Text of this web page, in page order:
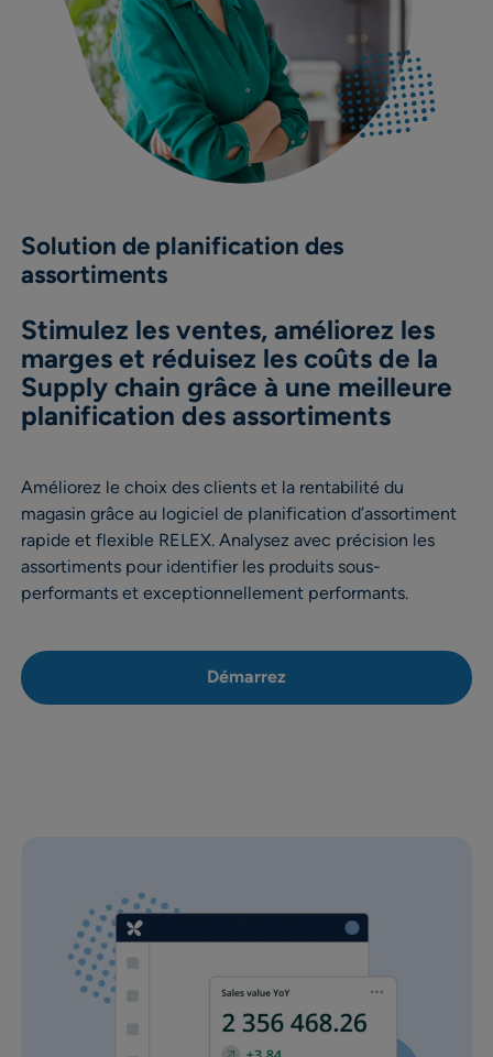
Solution de planification des
assortiments
Stimulez les ventes, améliorez les
marges et réduisez les coûts de la
Supply chain grâce à une meilleure
planification des assortiments
Améliorez le choix des clients et la rentabilité du
magasin grâce au logiciel de planification d’assortiment
rapide et flexible RELEX. Analysez avec précision les
assortiments pour identifier les produits sous-
performants et exceptionnellement performants.
Démarrez